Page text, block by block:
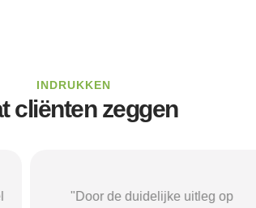
INDRUKKEN
cliënten zeggen
"Ik was onzeker en verdwaald in alle